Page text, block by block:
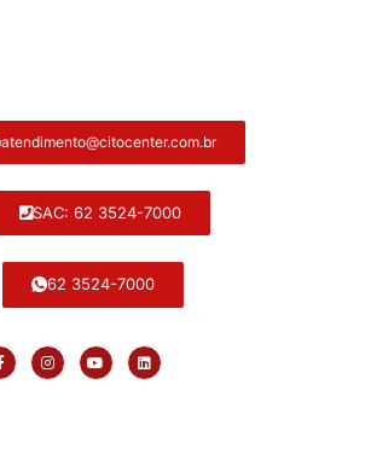
atendimento@citocenter.com.br
SAC: 62 3524-7000
62 3524-7000